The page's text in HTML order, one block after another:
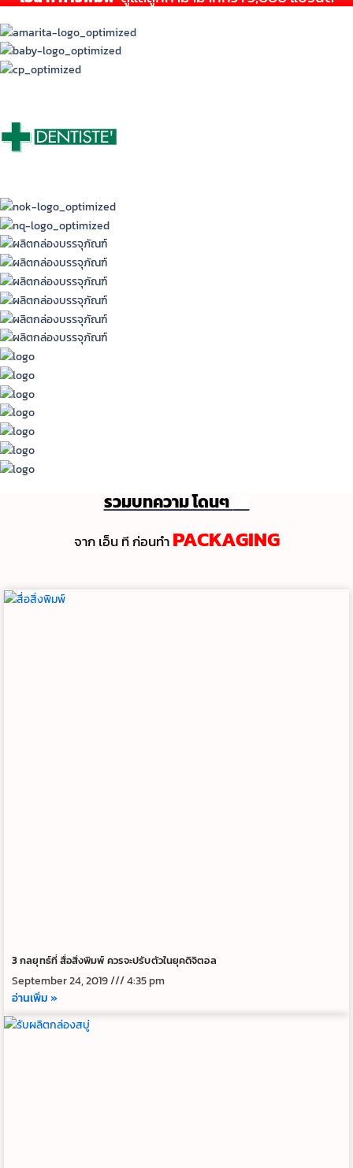
รวมบทความ โดนๆ
จาก เอ็น ที ก่อนทํา PACKAGING
3 กลยุทธ์ที่ สื่อสิ่งพิมพ์ ควรจะปรับตัวในยุคดิจิตอล
September 24, 2019
4:35 pm
อ่านเพิ่ม »